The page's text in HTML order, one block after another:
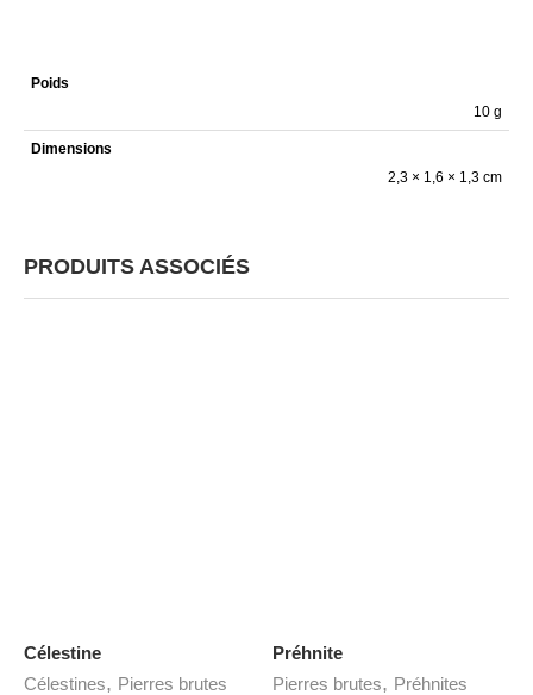
Poids
10 g
Dimensions
2,3 × 1,6 × 1,3 cm
PRODUITS ASSOCIÉS
Célestine
Célestines, Pierres brutes
Préhnite
Pierres brutes, Préhnites